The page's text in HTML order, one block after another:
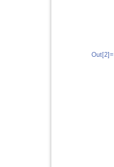
Out[2]=